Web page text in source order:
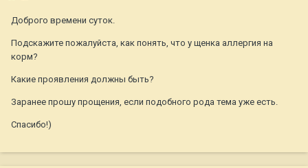
Доброго времени суток.
Подскажите пожалуйста, как понять, что у щенка аллергия на
корм?
Какие проявления должны быть?
Заранее прошу прощения, если подобного рода тема уже есть.
Спасибо!)